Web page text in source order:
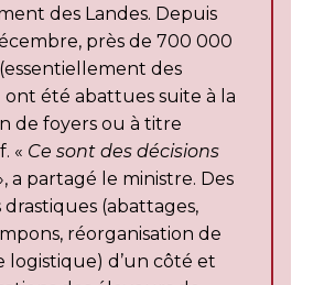
des Landes. Depuis
près de 700 000
des
ont été abattues suite à la
de foyers ou à titre
« Ce sont des décisions
a partagé le ministre. Des
drastiques (abattages,
réorganisation de
logistique) d’un côté et